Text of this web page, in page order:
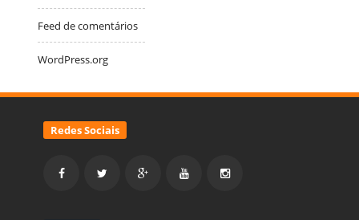
Feed de comentários
WordPress.org
Redes Sociais